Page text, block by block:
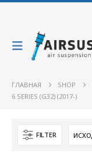
ГЛАВНАЯ SHOP
6 SERIES (G32) (2017-)
FILTER